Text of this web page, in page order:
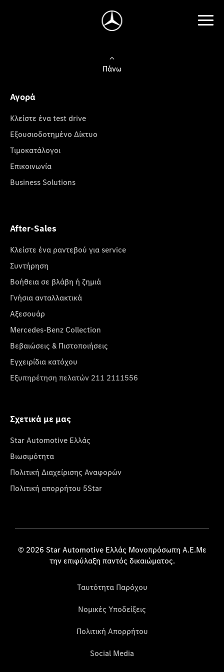
Πάνω
Αγορά
Κλείστε ένα test drive
Εξουσιοδοτημένο Δίκτυο
Τιμοκατάλογοι
Επικοινωνία
Business Solutions
After-Sales
Κλείστε ένα ραντεβού για service
Συντήρηση
Βοήθεια σε βλάβη ή ζημιά
Γνήσια ανταλλακτικά
Αξεσουάρ
Mercedes-Benz Collection
Βεβαιώσεις & Πιστοποιήσεις
Εγχειρίδια κατόχου
Εξυπηρέτηση πελατών 211 2111556
Σχετικά με μας
Star Automotive Ελλάς
Βιωσιμότητα
Πολιτική Διαχείρισης Αναφορών
Πολιτική απορρήτου 5Star
© 2026 Star Automotive Ελλάς Μονοπρόσωπη Α.Ε.Με
την επιφύλαξη παντός δικαιώματος.
Ταυτότητα Παρόχου
Νομικές Υποδείξεις
Πολιτική Απορρήτου
Social Media